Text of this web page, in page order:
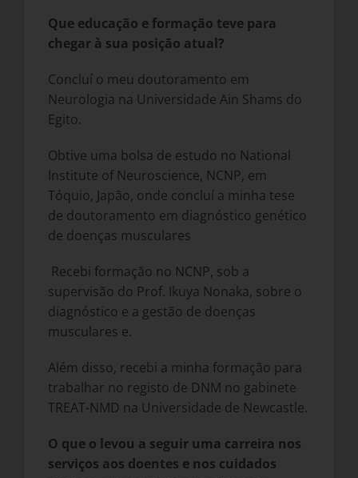
Que educação e formação teve para
chegar à sua posição atual?
Concluí o meu doutoramento em
Neurologia na Universidade Ain Shams do
Egito.
Obtive uma bolsa de estudo no National
Institute of Neuroscience, NCNP, em
Tóquio, Japão, onde concluí a minha tese
de doutoramento em diagnóstico genético
de doenças musculares
Recebi formação no NCNP, sob a
supervisão do Prof. Ikuya Nonaka, sobre o
diagnóstico e a gestão de doenças
musculares e.
Além disso, recebi a minha formação para
trabalhar no registo de DNM no gabinete
TREAT-NMD na Universidade de Newcastle.
O que o levou a seguir uma carreira nos
serviços aos doentes e nos cuidados